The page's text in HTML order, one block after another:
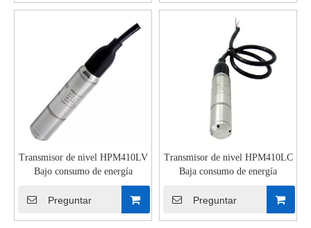
Transmisor de nivel HPM410LV
Bajo consumo de energía
Preguntar
Transmisor de nivel HPM410LC
Baja consumo de energía
Preguntar